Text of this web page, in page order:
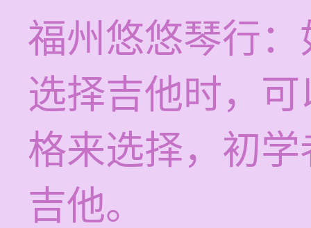
福州悠悠琴行
选择吉他时，
格来选择，初
吉他。